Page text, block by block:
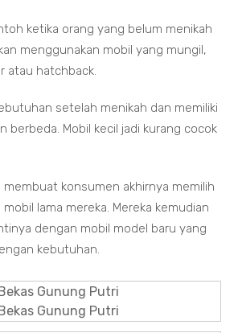
ketika orang yang belum menikah
menggunakan mobil yang mungil,
atau hatchback.
setelah menikah dan memiliki
berbeda. Mobil kecil jadi kurang cocok
membuat konsumen akhirnya memilih
lama mereka. Mereka kemudian
dengan mobil model baru yang
kebutuhan.